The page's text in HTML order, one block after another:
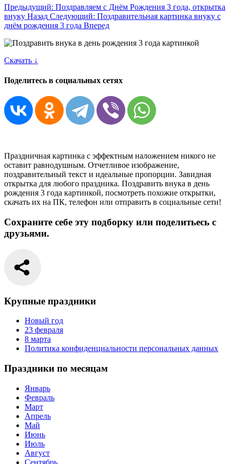
Предыдущий: Поздравляем с Днём Рождения 3 года, открытка
внуку Назад Следующий: Поздравительная картинка внуку с
днём рождения 3 года Вперед
Скачать ↓
Поделитесь в социальных сетях
Праздничная картинка с эффектным наложением никого не
оставит равнодушным. Отчетливое изображение,
поздравительный текст и идеальные пропорции. Завидная
открытка для любого праздника. Поздравить внука в день
рождения 3 года картинкой, посмотреть похожие открытки,
скачать их на ПК, телефон или отправить в социальные сети!
Сохраните себе эту подборку или поделитьесь с
друзьями.
Крупные праздники
Новый год
23 февраля
8 марта
Политика конфиденциальности персональных данных
Праздники по месяцам
Январь
Февраль
Март
Апрель
Май
Июнь
Июль
Август
Сентябрь